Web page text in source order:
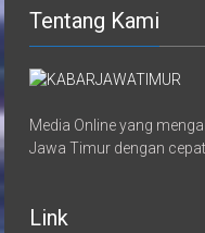
Tentang Kami
Media Online yang
Jawa Timur dengan
Link